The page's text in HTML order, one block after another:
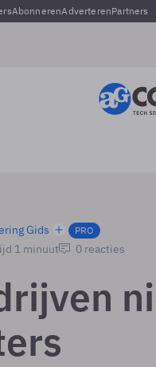
AbonnerenAdverterenPartners
Gids PRO
1 minuut 0 reacties